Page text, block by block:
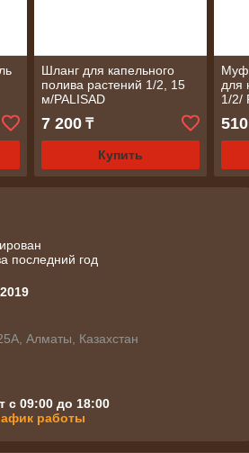
Шланг для капельного
полива растений 1/2, 15
м/PALISAD
7 200₸
Купить
для
1/2/
510
последний год
Алматы, Казахстан
с 09:00 до 18:00
работы